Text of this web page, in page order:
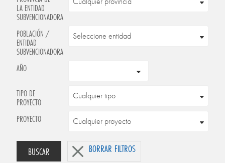
LA ENTIDAD
SUBVENCIONADORA
POBLACIÓN /
ENTIDAD
SUBVENCIONADORA
AÑO
TIPO DE
PROYECTO
PROYECTO
BUSCAR BORRAR FILTROS